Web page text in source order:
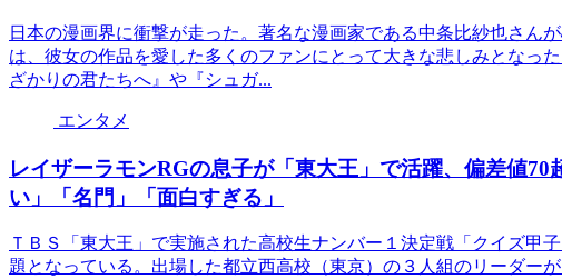
日本の漫画界に衝撃が走った。著名な漫画家である中条比紗也さん
は、彼女の作品を愛した多くのファンにとって大きな悲しみとなっ
ざかりの君たちへ』や『シュガ...
エンタメ
レイザーラモンRGの息子が「東大王」で活躍、偏差値
い」「名門」「面白すぎる」
ＴＢＳ「東大王」で実施された高校生ナンバー１決定戦「クイズ甲
題となっている。出場した都立西高校（東京）の３人組のリーダー